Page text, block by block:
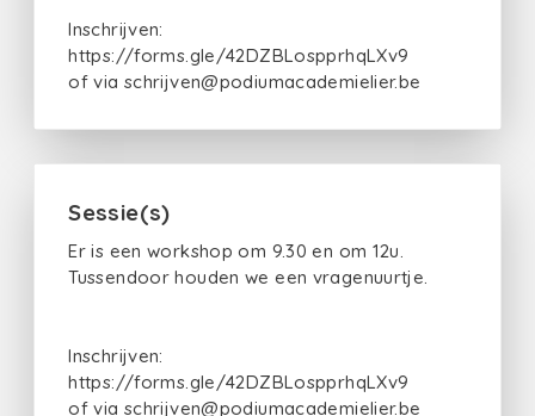
Inschrijven:
https://forms.gle/42DZBLospprhqLXv9
of via schrijven@podiumacademielier.be
Sessie(s)
Er is een workshop om 9.30 en om 12u.
Tussendoor houden we een vragenuurtje.
Inschrijven:
https://forms.gle/42DZBLospprhqLXv9
of via schrijven@podiumacademielier.be